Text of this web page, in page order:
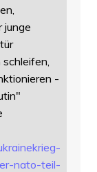
junge
-
nekrieg-
nato-teil-